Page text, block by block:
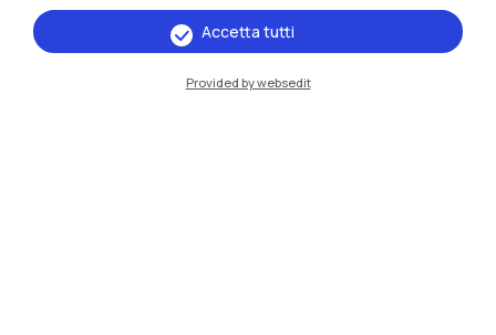
Accetta tutti
Provided by websedit